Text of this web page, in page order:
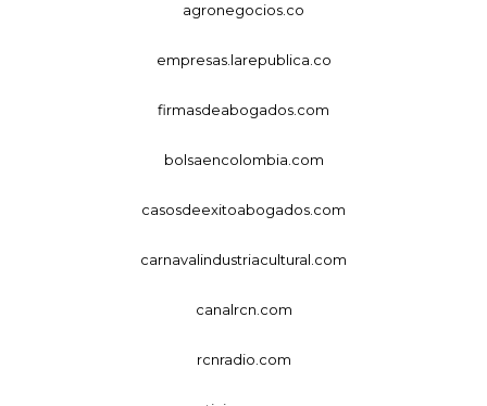
agronegocios.co
empresas.larepublica.co
firmasdeabogados.com
bolsaencolombia.com
casosdeexitoabogados.com
carnavalindustriacultural.com
canalrcn.com
rcnradio.com